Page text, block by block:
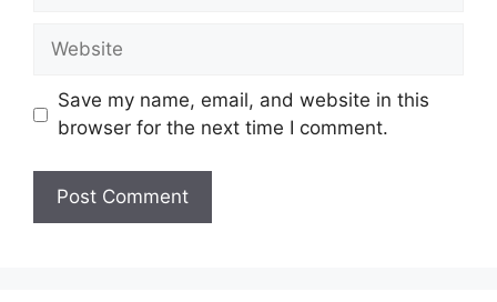
Website
Save my name, email, and website in this
browser for the next time I comment.